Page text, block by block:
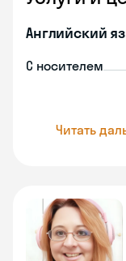
Английский
С носителем
Читать